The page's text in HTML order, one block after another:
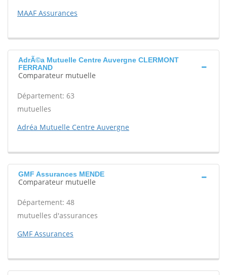
MAAF Assurances
AdrÃ©a Mutuelle Centre Auvergne CLERMONT
FERRAND
Comparateur mutuelle
Département: 63
mutuelles
Adréa Mutuelle Centre Auvergne
GMF Assurances MENDE
Comparateur mutuelle
Département: 48
mutuelles d'assurances
GMF Assurances